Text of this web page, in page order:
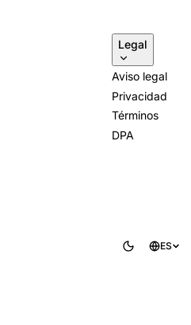
Legal
Aviso legal
Privacidad
Términos
DPA
ES